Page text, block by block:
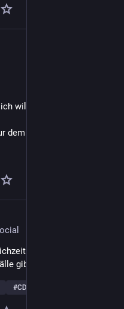
will Zugriff auf die Daten!
dem der sie nicht hat!"
die gleichen
gibt es.
#CDU